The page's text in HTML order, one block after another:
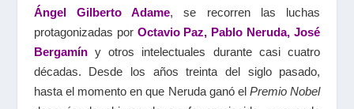
Ángel Gilberto Adame, se recorren las luchas
protagonizadas por Octavio Paz, Pablo Neruda, José
Bergamíny otros intelectuales durante casi cuatro
décadas. Desde los años treinta del siglo pasado,
hasta el momento en que Neruda ganó elPremio Nobel